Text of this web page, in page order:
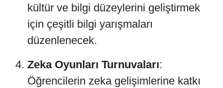
kültür ve bilgi düzeylerini geliştirmek
için çeşitli bilgi yarışmaları
düzenlenecek.
Zeka Oyunları Turnuvaları:
Öğrencilerin zeka gelişimlerine katkı